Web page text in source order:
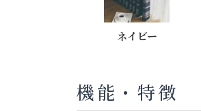
ネイビー
機能・特徴